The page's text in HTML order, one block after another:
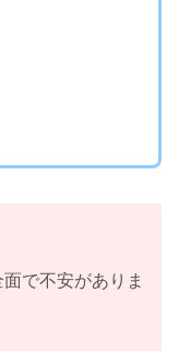
で不安がありま